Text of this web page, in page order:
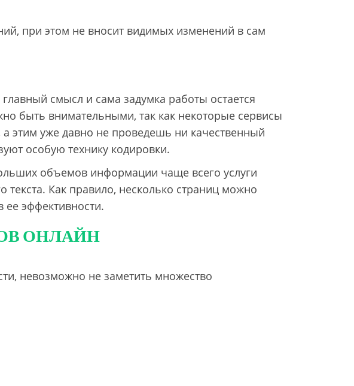
при этом не вносит видимых изменений в сам
смысл и сама задумка работы остается
быть внимательными, так как некоторые сервисы
этим уже давно не проведешь ни качественный
особую технику кодировки.
объемов информации чаще всего услуги
текста. Как правило, несколько страниц можно
ее эффективности.
ОНЛАЙН
невозможно не заметить множество